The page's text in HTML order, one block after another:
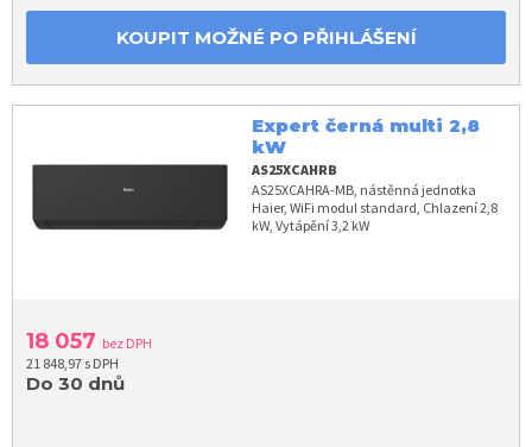
KOUPIT MOŽNÉ PO PŘIHLÁŠENÍ
Expert černá multi 2,8
kW
AS25XCAHRB
AS25XCAHRA-MB, nástěnná jednotka
Haier, WiFi modul standard, Chlazení 2,8
kW, Vytápění 3,2 kW
18 057 bez DPH
21 848,97 s DPH
Do 30 dnů